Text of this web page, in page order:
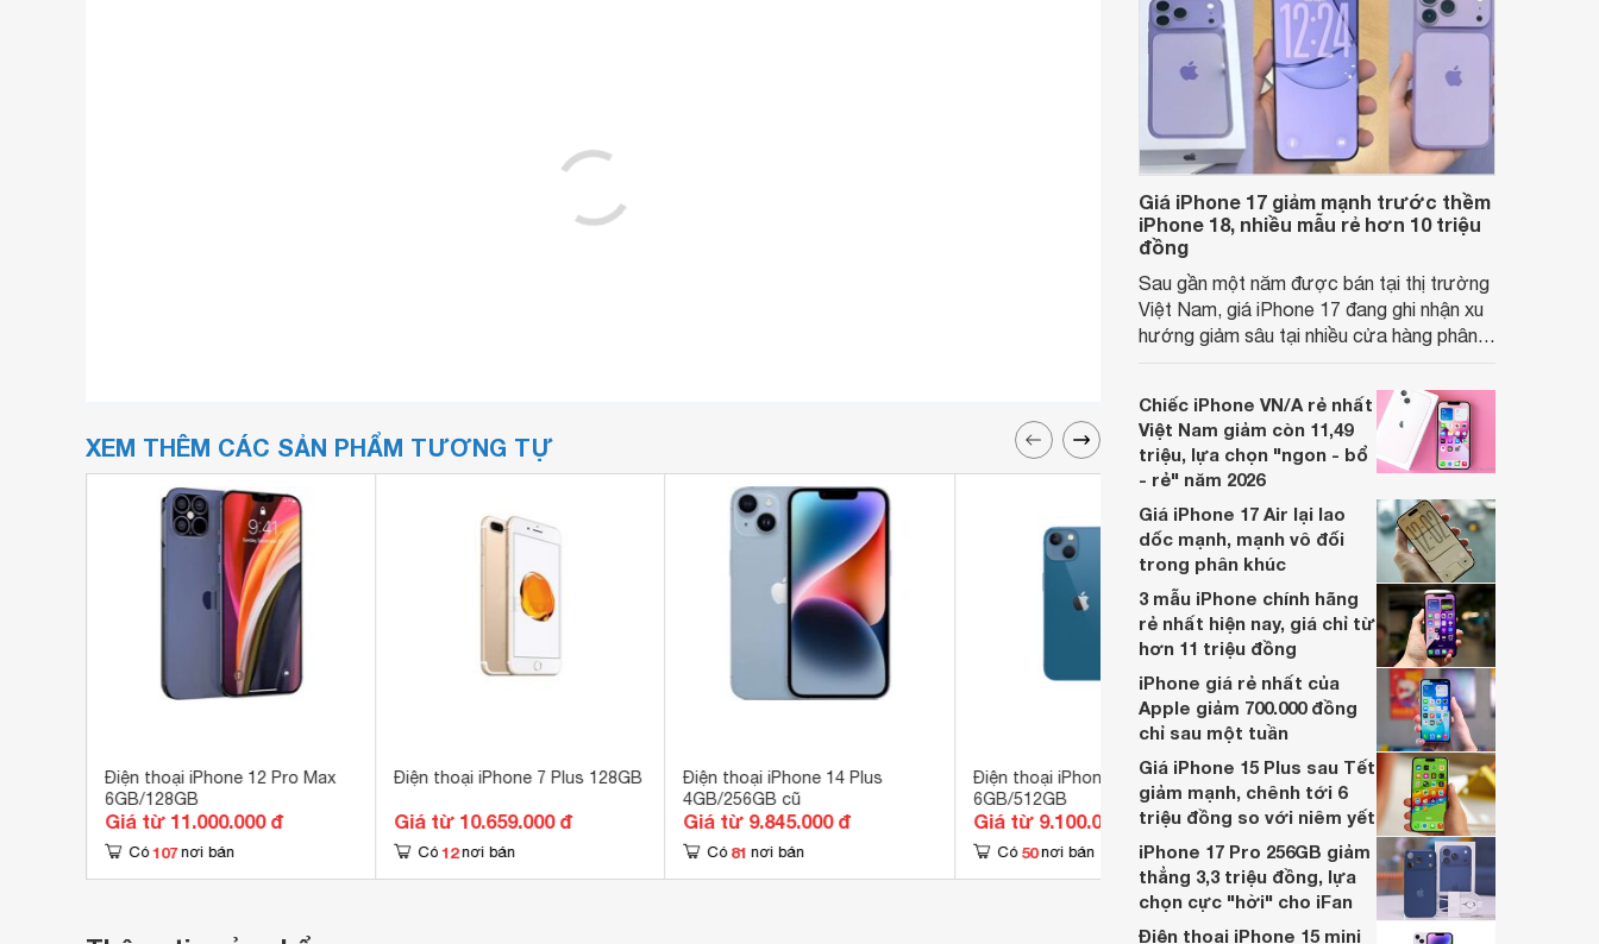
XEM THÊM CÁC SẢN PHẨM TƯƠNG TỰ
Điện thoại iPhone 12 Pro Max
6GB/128GB
Giá từ 11.000.000 đ
Có 107 nơi bán
Điện thoại iPhone 7 Plus 128GB
Giá từ 10.659.000 đ
Có 12 nơi bán
Điện thoại iPhone 14 Plus
4GB/256GB cũ
Giá từ 9.845.000 đ
Có 81 nơi bán
Điện thoại iPhone 13
6GB/512GB
Giá từ 9.100.000 đ
Có 50 nơi bán
Điện thoại iPhone XS 64GB
Giá từ 9.680.000 đ
Có 9 nơi bán
Giá iPhone 17 giảm mạnh trước thềm
iPhone 18, nhiều mẫu rẻ hơn 10 triệu
đồng
Sau gần một năm được bán tại thị trường
Việt Nam, giá iPhone 17 đang ghi nhận xu
hướng giảm sâu tại nhiều cửa hàng phân
giữa các dòng máy có sự khác biệt lớn.
Chiếc iPhone VN/A rẻ nhất
Việt Nam giảm còn 11,49
triệu, lựa chọn "ngon - bổ
- rẻ" năm 2026
Giá iPhone 17 Air lại lao
dốc mạnh, mạnh vô đối
trong phân khúc
3 mẫu iPhone chính hãng
rẻ nhất hiện nay, giá chỉ từ
hơn 11 triệu đồng
iPhone giá rẻ nhất của
Apple giảm 700.000 đồng
chỉ sau một tuần
Giá iPhone 15 Plus sau Tết
giảm mạnh, chênh tới 6
triệu đồng so với niêm yết
iPhone 17 Pro 256GB giảm
thẳng 3,3 triệu đồng, lựa
chọn cực "hời" cho iFan
Điện thoại iPhone 15 mini